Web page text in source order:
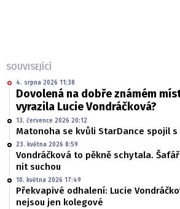
SOUVISEJÍCÍ
4. srpna 2026 11:38
Dovolená na dobře známém
vyrazila Lucie Vondráčková?
13. července 2026 20:12
Matonoha se kvůli StarDance spojil s
23. května 2026 8:59
Vondráčková to pěkně schytala.
nit suchou
10. května 2026 17:49
Překvapivé odhalení: Lucie
nejsou jen kolegové